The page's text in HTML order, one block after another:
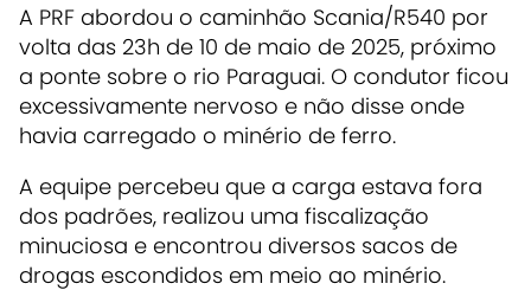
A PRF abordou o caminhão Scania/R540 por
volta das 23h de 10 de maio de 2025, próximo
a ponte sobre o rio Paraguai. O condutor ficou
excessivamente nervoso e não disse onde
havia carregado o minério de ferro.
A equipe percebeu que a carga estava fora
dos padrões, realizou uma fiscalização
minuciosa e encontrou diversos sacos de
drogas escondidos em meio ao minério.